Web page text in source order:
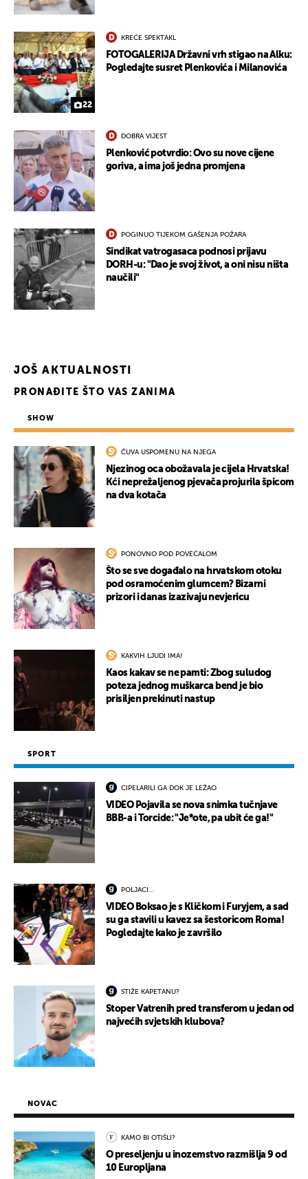
22
KREĆE SPEKTAKL
FOTOGALERIJA Državni vrh stigao na Alku:
Pogledajte susret Plenkovića i Milanovića
DOBRA VIJEST
Plenković potvrdio: Ovo su nove cijene
goriva, a ima još jedna promjena
POGINUO TIJEKOM GAŠENJA POŽARA
Sindikat vatrogasaca podnosi prijavu
DORH-u: "Dao je svoj život, a oni nisu ništa
naučili"
JOŠ AKTUALNOSTI
PRONAĐITE ŠTO VAS ZANIMA
SHOW
ČUVA USPOMENU NA NJEGA
Njezinog oca obožavala je cijela Hrvatska!
Kći neprežaljenog pjevača projurila špicom
na dva kotača
PONOVNO POD POVEĆALOM
Što se sve događalo na hrvatskom otoku
pod osramoćenim glumcem? Bizarni
prizori i danas izazivaju nevjericu
KAKVIH LJUDI IMA!
Kaos kakav se ne pamti: Zbog suludog
poteza jednog muškarca bend je bio
prisiljen prekinuti nastup
SPORT
CIPELARILI GA DOK JE LEŽAO
VIDEO Pojavila se nova snimka tučnjave
BBB-a i Torcide: "Je*ote, pa ubit će ga!"
POLJACI...
VIDEO Boksao je s Kličkom i Furyjem, a sad
su ga stavili u kavez sa šestoricom Roma!
Pogledajte kako je završilo
STIŽE KAPETANU?
Stoper Vatrenih pred transferom u jedan od
najvećih svjetskih klubova?
NOVAC
KAMO BI OTIŠLI?
O preseljenju u inozemstvo razmišlja 9 od
10 Europljana